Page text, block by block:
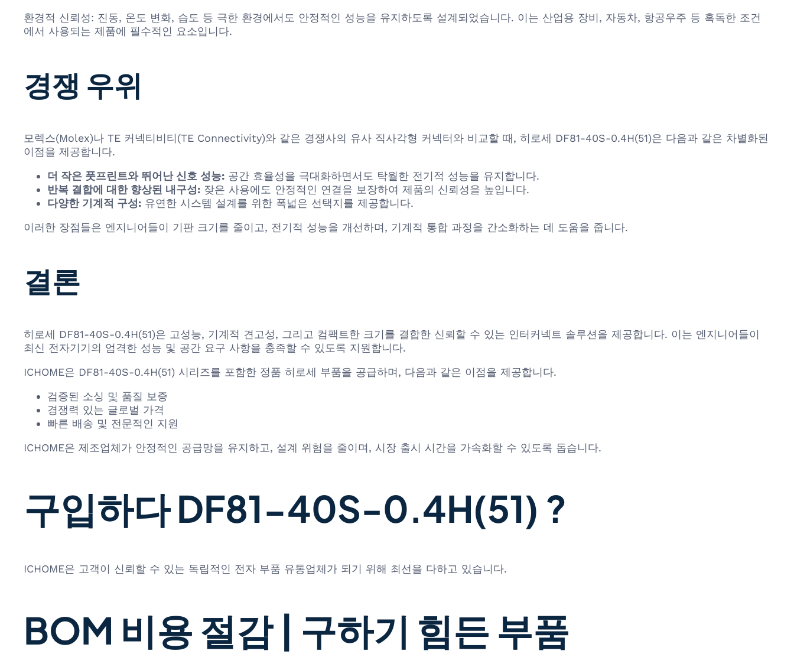
환경적 신뢰성: 진동, 온도 변화, 습도 등 극한 환경에서도 안정적인 성능을 유지하도록 설계되었습니다. 이는 산업용 장비, 자동차, 항공우주 등 혹독한 조건
에서 사용되는 제품에 필수적인 요소입니다.
경쟁 우위
모렉스(Molex)나 TE 커넥티비티(TE Connectivity)와 같은 경쟁사의 유사 직사각형 커넥터와 비교할 때, 히로세 DF81-40S-0.4H(51)은 다음과 같은 차별화된
이점을 제공합니다.
더 작은 풋프린트와 뛰어난 신호 성능: 공간 효율성을 극대화하면서도 탁월한 전기적 성능을 유지합니다.
반복 결합에 대한 향상된 내구성: 잦은 사용에도 안정적인 연결을 보장하여 제품의 신뢰성을 높입니다.
다양한 기계적 구성: 유연한 시스템 설계를 위한 폭넓은 선택지를 제공합니다.
이러한 장점들은 엔지니어들이 기판 크기를 줄이고, 전기적 성능을 개선하며, 기계적 통합 과정을 간소화하는 데 도움을 줍니다.
결론
히로세 DF81-40S-0.4H(51)은 고성능, 기계적 견고성, 그리고 컴팩트한 크기를 결합한 신뢰할 수 있는 인터커넥트 솔루션을 제공합니다. 이는 엔지니어들이
최신 전자기기의 엄격한 성능 및 공간 요구 사항을 충족할 수 있도록 지원합니다.
ICHOME은 DF81-40S-0.4H(51) 시리즈를 포함한 정품 히로세 부품을 공급하며, 다음과 같은 이점을 제공합니다.
검증된 소싱 및 품질 보증
경쟁력 있는 글로벌 가격
빠른 배송 및 전문적인 지원
ICHOME은 제조업체가 안정적인 공급망을 유지하고, 설계 위험을 줄이며, 시장 출시 시간을 가속화할 수 있도록 돕습니다.
구입하다 DF81-40S-0.4H(51) ?
ICHOME은 고객이 신뢰할 수 있는 독립적인 전자 부품 유통업체가 되기 위해 최선을 다하고 있습니다.
BOM 비용 절감 | 구하기 힘든 부품